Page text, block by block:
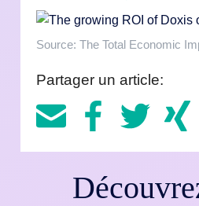
Source: The Total Economic
Partager un article: